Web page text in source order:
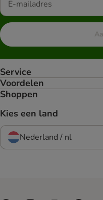
Service
Voordelen
Shoppen
Kies een land
Nederland / nl